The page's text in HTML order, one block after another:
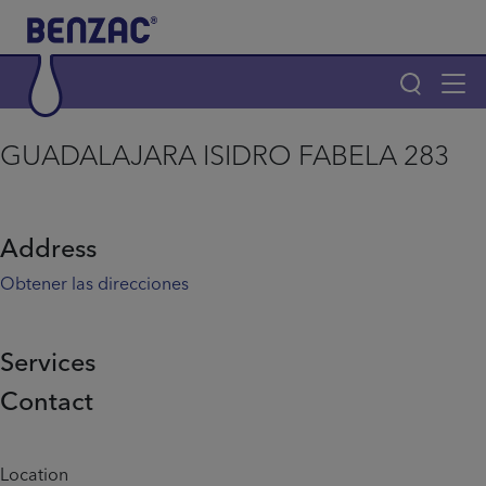
Skip to main content
Main navigation
¿Por qué elegir Benzac?
Home
Info menu
GUADALAJARA ISIDRO FABELA 283
Address
Obtener las direcciones
Services
Contact
Location